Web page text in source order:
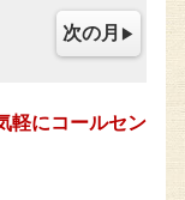
次の月
軽にコールセン